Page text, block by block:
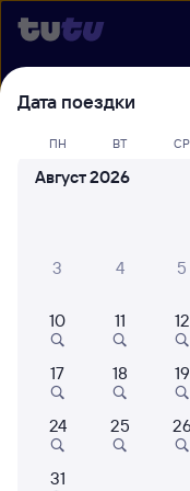
Выберите
билеты
22 года работаем
Когда
Кто едет
Дата поездки
ПН ВТ СР
Август 2026
3 4 5
10 11 12
17 18 19
24 25 26
31